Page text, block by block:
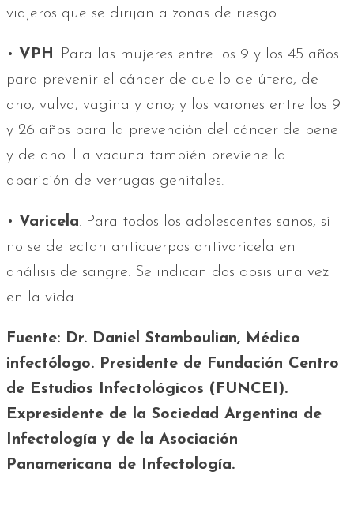
viajeros que se dirijan a zonas de riesgo.
• VPH. Para las mujeres entre los 9 y los 45 años
para prevenir el cáncer de cuello de útero, de
ano, vulva, vagina y ano; y los varones entre los 9
y 26 años para la prevención del cáncer de pene
y de ano. La vacuna también previene la
aparición de verrugas genitales.
• Varicela. Para todos los adolescentes sanos, si
no se detectan anticuerpos antivaricela en
análisis de sangre. Se indican dos dosis una vez
en la vida.
Fuente: Dr. Daniel Stamboulian, Médico
infectólogo. Presidente de Fundación Centro
de Estudios Infectológicos (FUNCEI).
Expresidente de la Sociedad Argentina de
Infectología y de la Asociación
Panamericana de Infectología.